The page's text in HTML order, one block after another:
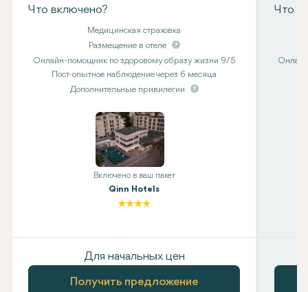
Что включено?
Медицинская страховка
Размещение в отеле
Онлайн-помощник по здоровому образу жизни 9/5
Пост-опытное наблюдение через 6 месяца
Дополнительные привилегии
Включено в ваш пакет
Qinn Hotels
Для начальных цен
Получить предложение
Что